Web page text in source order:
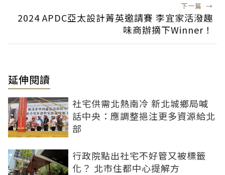
下一篇 →
2024 APDC亞太設計菁英邀請賽 李宜家活潑趣
味商辦摘下Winner！
延伸閱讀
社宅供需北熱南冷 新北城鄉局喊
話中央：應調整挹注更多資源給北
部
行政院點出社宅不好管又被標籤
化？ 北市住都中心提解方